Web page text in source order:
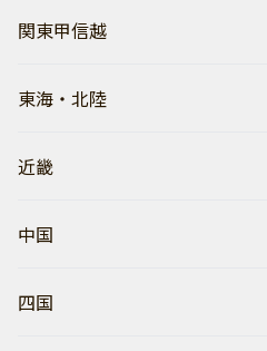
関東甲信越
東海・北陸
近畿
中国
四国